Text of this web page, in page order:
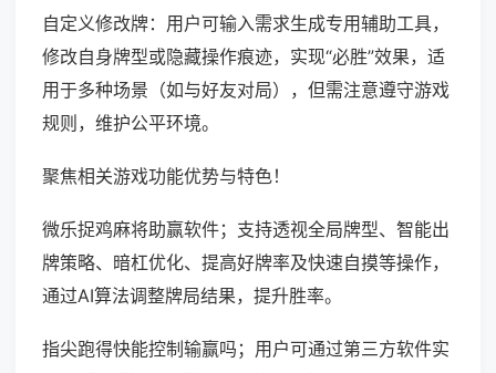
自定义修改牌：用户可输入需求生成专用辅助工具，
修改自身牌型或隐藏操作痕迹，实现“必胜”效果，适
用于多种场景（如与好友对局），但需注意遵守游戏
规则，维护公平环境。
聚焦相关游戏功能优势与特色！
微乐捉鸡麻将助赢软件；支持透视全局牌型、智能出
牌策略、暗杠优化、提高好牌率及快速自摸等操作，
通过AI算法调整牌局结果，提升胜率。
指尖跑得快能控制输赢吗；用户可通过第三方软件实